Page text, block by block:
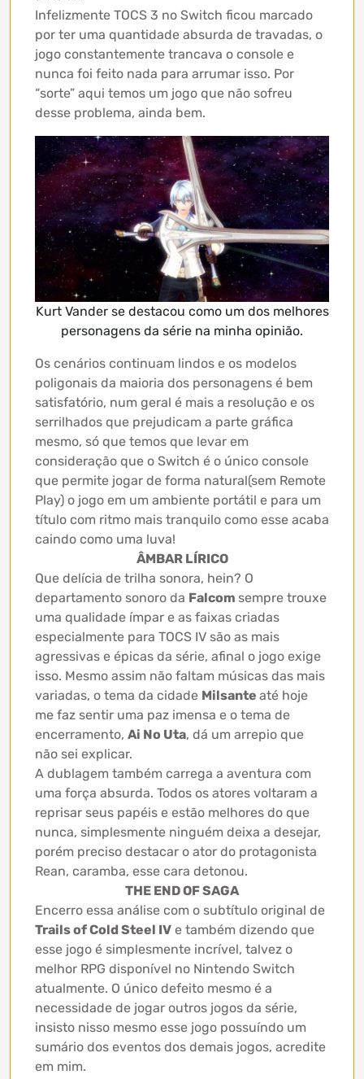
Infelizmente TOCS 3 no Switch ficou marcado
por ter uma quantidade absurda de travadas, o
jogo constantemente trancava o console e
nunca foi feito nada para arrumar isso. Por
“sorte” aqui temos um jogo que não sofreu
desse problema, ainda bem.
Kurt Vander se destacou como um dos melhores
personagens da série na minha opinião.
Os cenários continuam lindos e os modelos
poligonais da maioria dos personagens é bem
satisfatório, num geral é mais a resolução e os
serrilhados que prejudicam a parte gráfica
mesmo, só que temos que levar em
consideração que o Switch é o único console
que permite jogar de forma natural(sem Remote
Play) o jogo em um ambiente portátil e para um
título com ritmo mais tranquilo como esse acaba
caindo como uma luva!
ÂMBAR LÍRICO
Que delícia de trilha sonora, hein? O
departamento sonoro da Falcom sempre trouxe
uma qualidade ímpar e as faixas criadas
especialmente para TOCS IV são as mais
agressivas e épicas da série, afinal o jogo exige
isso. Mesmo assim não faltam músicas das mais
variadas, o tema da cidade Milsante até hoje
me faz sentir uma paz imensa e o tema de
encerramento, Ai No Uta, dá um arrepio que
não sei explicar.
A dublagem também carrega a aventura com
uma força absurda. Todos os atores voltaram a
reprisar seus papéis e estão melhores do que
nunca, simplesmente ninguém deixa a desejar,
porém preciso destacar o ator do protagonista
Rean, caramba, esse cara detonou.
THE END OF SAGA
Encerro essa análise com o subtítulo original de
Trails of Cold Steel IV e também dizendo que
esse jogo é simplesmente incrível, talvez o
melhor RPG disponível no Nintendo Switch
atualmente. O único defeito mesmo é a
necessidade de jogar outros jogos da série,
insisto nisso mesmo esse jogo possuíndo um
sumário dos eventos dos demais jogos, acredite
em mim.